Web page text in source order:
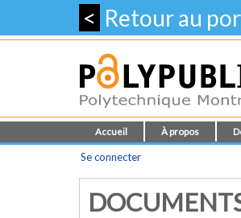
< Retour au
Accueil À propos
Se connecter